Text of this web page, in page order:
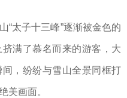
“太子十三峰”逐渐被金色的
满了慕名而来的游客，大
，纷纷与雪山全景同框打
美画面。